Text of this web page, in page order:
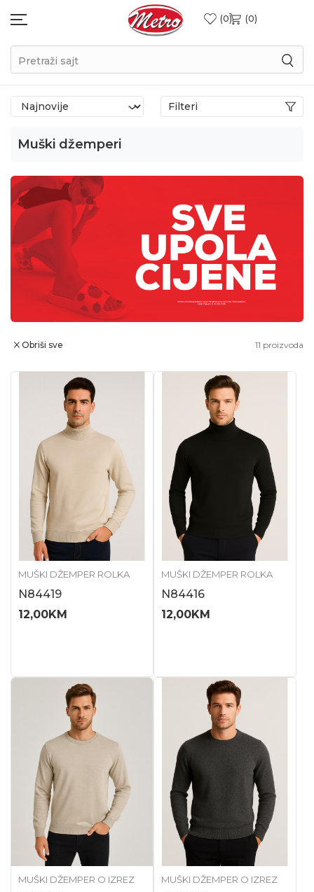
0 0
Pretraži sajt
Muški džemperi
Filteri
11 proizvoda
Obriši sve
MUŠKI DŽEMPER ROLKA
N84419
12,00KM
MUŠKI DŽEMPER ROLKA
N84416
12,00KM
MUŠKI DŽEMPER O IZREZ MUŠKI DŽEMPER O IZREZ